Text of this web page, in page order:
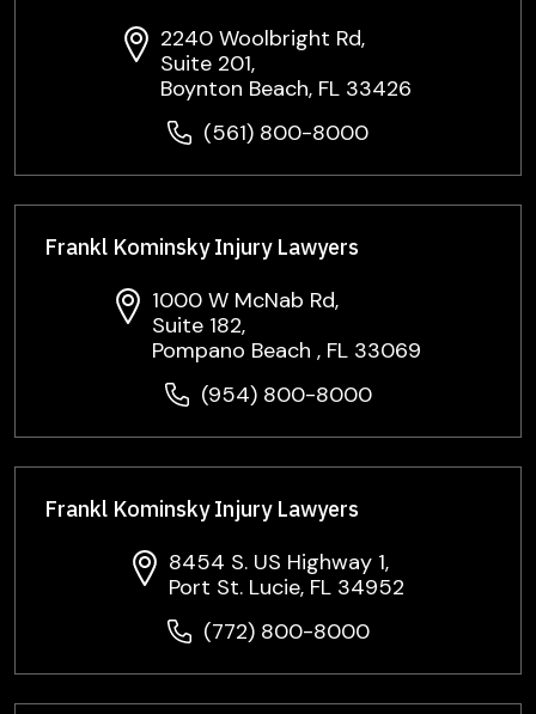
2240 Woolbright Rd,
Suite 201,
Boynton Beach, FL 33426
(561) 800-8000
Frankl Kominsky Injury Lawyers
1000 W McNab Rd,
Suite 182,
Pompano Beach , FL 33069
(954) 800-8000
Frankl Kominsky Injury Lawyers
8454 S. US Highway 1,
Port St. Lucie, FL 34952
(772) 800-8000